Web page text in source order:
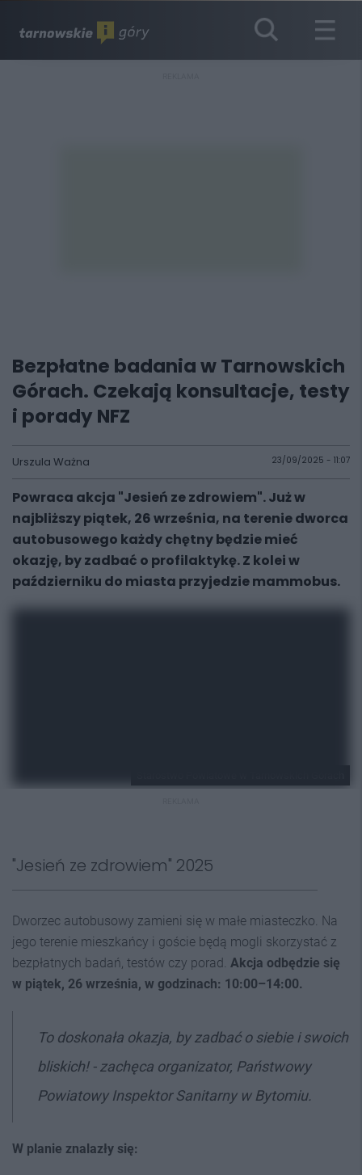
Bezpłatne badania w Tarnowskich
Górach. Czekają konsultacje, testy
i porady NFZ
Urszula Ważna 23/09/2025 - 11:07
Powraca akcja "Jesień ze zdrowiem". Już w
najbliższy piątek, 26 września, na terenie dworca
autobusowego każdy chętny będzie mieć
okazję, by zadbać o profilaktykę. Z kolei w
październiku do miasta przyjedzie mammobus.
"Jesień ze zdrowiem" 2025
Dworzec autobusowy zamieni się w małe miasteczko. Na
jego terenie mieszkańcy i goście będą mogli skorzystać z
bezpłatnych badań, testów czy porad. Akcja odbędzie się
w piątek, 26 września, w godzinach: 10:00–14:00.
To doskonała okazja, by zadbać o siebie i swoich
bliskich! - zachęca organizator, Państwowy
Powiatowy Inspektor Sanitarny w Bytomiu.
W planie znalazły się: